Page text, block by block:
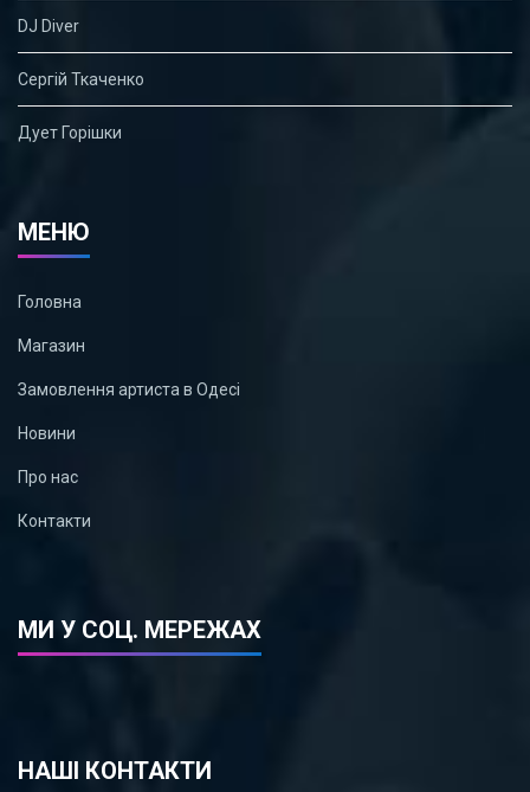
DJ Diver
Сергій Ткаченко
Дует Горішки
МЕНЮ
Головна
Магазин
Замовлення артиста в Одесі
Новини
Про нас
Контакти
МИ У СОЦ. МЕРЕЖАХ
НАШІ КОНТАКТИ